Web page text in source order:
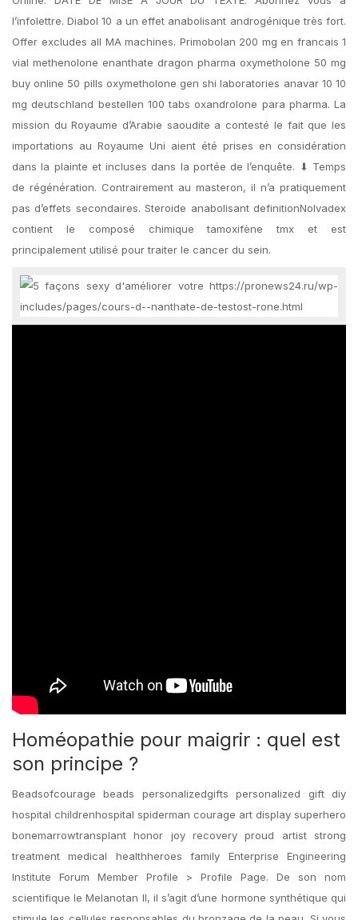
l’infolettre. Diabol 10 a un effet anabolisant androgénique très fort.
Offer excludes all MA machines. Primobolan 200 mg en francais 1
vial methenolone enanthate dragon pharma oxymetholone 50 mg
buy online 50 pills oxymetholone gen shi laboratories anavar 10 10
mg deutschland bestellen 100 tabs oxandrolone para pharma. La
mission du Royaume d’Arabie saoudite a contesté le fait que les
importations au Royaume Uni aient été prises en considération
dans la plainte et incluses dans la portée de l’enquête. ⬇ Temps
de régénération. Contrairement au masteron, il n’a pratiquement
pas d’effets secondaires. Steroide anabolisant definitionNolvadex
contient le composé chimique tamoxifène tmx et est
principalement utilisé pour traiter le cancer du sein.
Homéopathie pour maigrir : quel est
son principe ?
Beadsofcourage beads personalizedgifts personalized gift diy
hospital childrenhospital spiderman courage art display superhero
bonemarrowtransplant honor joy recovery proud artist strong
treatment medical healthheroes family Enterprise Engineering
Institute Forum Member Profile > Profile Page. De son nom
scientifique le Melanotan II, il s’agit d’une hormone synthétique qui